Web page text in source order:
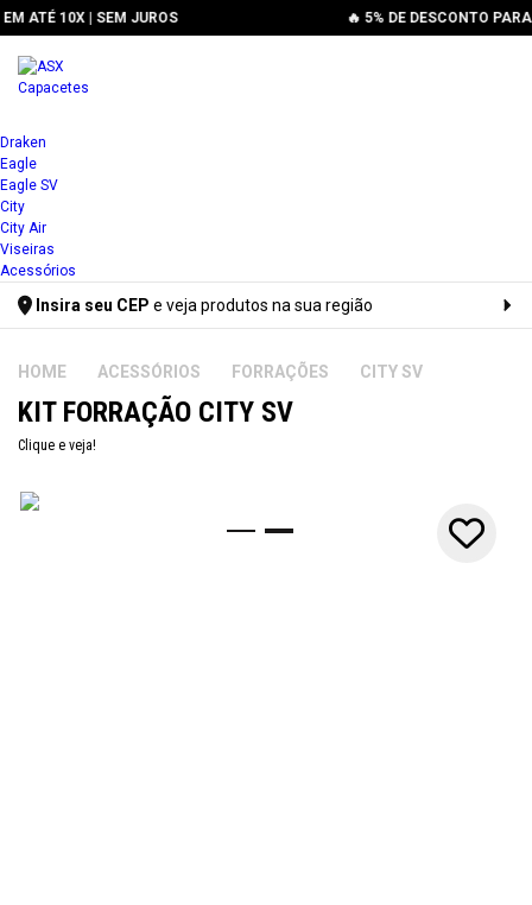
🔥 5% DE DESCONTO PARA PAGAMENTOS À VISTA OU VIA PIX
Draken
Eagle
Eagle SV
City
City Air
Viseiras
Acessórios
Insira seu CEP e veja produtos na sua região
ACESSÓRIOS FORRAÇÕES CITY SV
KIT FORRAÇÃO CITY SV
Clique e veja!
2x
3x
4x
5x
6x
7x
8x
9x